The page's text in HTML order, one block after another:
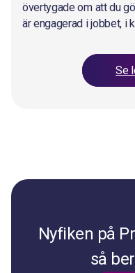
övertygade om att du
är engagerad i jobbet, i
Se
Nyfiken på
så